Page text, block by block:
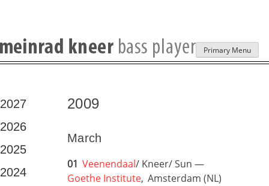
Skip
to
Primary Menu
2027
2026
2025
2024
2009
March
01 Veenendaal/ Kneer/ Sun —
Goethe Institute, Amsterdam (NL)